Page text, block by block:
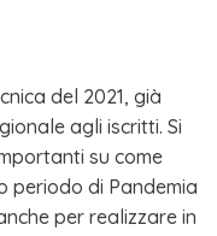
del 2021, già
agli iscritti. Si
su come
periodo di Pandemia
per realizzare in